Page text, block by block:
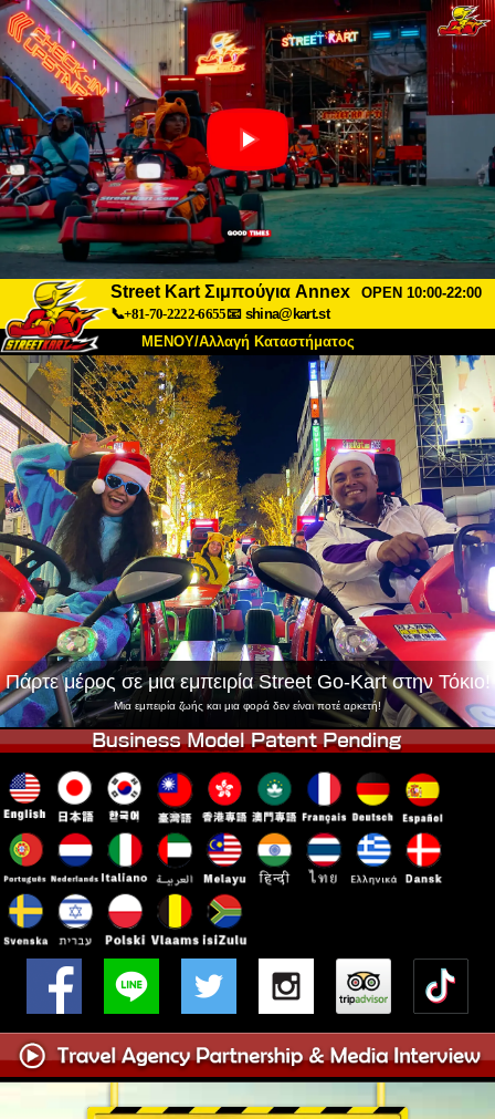
Street Kart Σιμπούγια Annex
OPEN 10:00-22:00
📞+81-70-2222-6655📧 shina@kart.st
ΜΕΝΟΥ/Αλλαγή Καταστήματος
Σχετικά Προδιαγραφές Τιμές
Πρόσβαση Αναφορές Συχνές Ερωτήσεις
Εταιρεία Κράτηση
Αλλαγή Καταστήματος
Τόκιο Σινάγαουα #1 Τόκιο Ακίχαμπαρα #1
Τόκιο Ακίχαμπαρα #2 Τόκιο Σιμπούγια
Τόκιο Σιμπούγια Annex Τόκιο Κόλπος
Τόκιο Ασακούσα Οσάκα
Οκινάουα
Πάρτε μέρος σε μια εμπειρία Street Go-Kart στην Τόκιο!
Μια εμπειρία ζωής και μια φορά δεν είναι ποτέ αρκετή!